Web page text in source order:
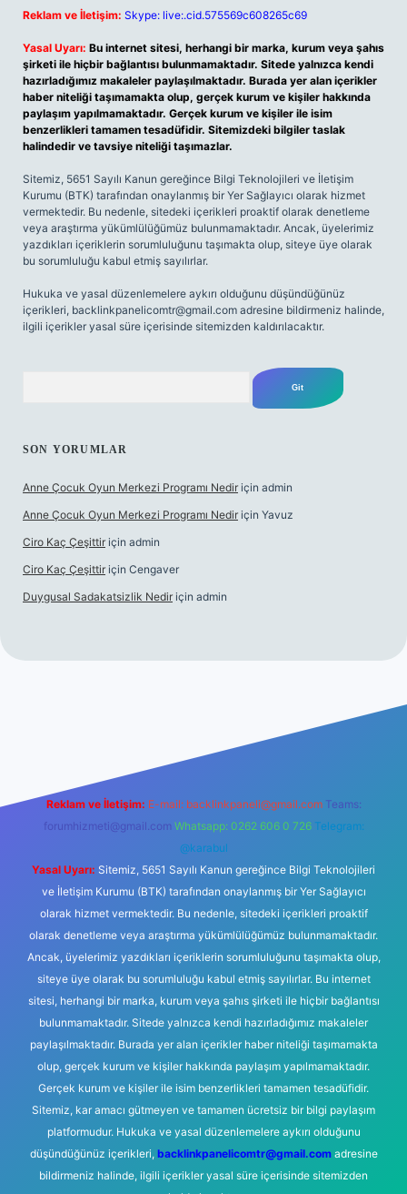
Reklam ve İletişim: Skype: live:.cid.575569c608265c69
Yasal Uyarı: Bu internet sitesi, herhangi bir marka, kurum veya şahıs
şirketi ile hiçbir bağlantısı bulunmamaktadır. Sitede yalnızca kendi
hazırladığımız makaleler paylaşılmaktadır. Burada yer alan içerikler
haber niteliği taşımamakta olup, gerçek kurum ve kişiler hakkında
paylaşım yapılmamaktadır. Gerçek kurum ve kişiler ile isim
benzerlikleri tamamen tesadüfidir. Sitemizdeki bilgiler taslak
halindedir ve tavsiye niteliği taşımazlar.
Sitemiz, 5651 Sayılı Kanun gereğince Bilgi Teknolojileri ve İletişim
Kurumu (BTK) tarafından onaylanmış bir Yer Sağlayıcı olarak hizmet
vermektedir. Bu nedenle, sitedeki içerikleri proaktif olarak denetleme
veya araştırma yükümlülüğümüz bulunmamaktadır. Ancak, üyelerimiz
yazdıkları içeriklerin sorumluluğunu taşımakta olup, siteye üye olarak
bu sorumluluğu kabul etmiş sayılırlar.
Hukuka ve yasal düzenlemelere aykırı olduğunu düşündüğünüz
içerikleri, backlinkpanelicomtr@gmail.com adresine bildirmeniz halinde,
ilgili içerikler yasal süre içerisinde sitemizden kaldırılacaktır.
SON YORUMLAR
Anne Çocuk Oyun Merkezi Programı Nedir için admin
Anne Çocuk Oyun Merkezi Programı Nedir için Yavuz
Ciro Kaç Çeşittir için admin
Ciro Kaç Çeşittir için Cengaver
Duygusal Sadakatsizlik Nedir için admin
elexbetgiris.org
Reklam ve İletişim: E-mail: backlinkpaneli@gmail.com Teams:
forumhizmeti@gmail.com Whatsapp: 0262 606 0 726 Telegram:
@karabul
Yasal Uyarı: Sitemiz, 5651 Sayılı Kanun gereğince Bilgi Teknolojileri
ve İletişim Kurumu (BTK) tarafından onaylanmış bir Yer Sağlayıcı
olarak hizmet vermektedir. Bu nedenle, sitedeki içerikleri proaktif
olarak denetleme veya araştırma yükümlülüğümüz bulunmamaktadır.
Ancak, üyelerimiz yazdıkları içeriklerin sorumluluğunu taşımakta olup,
siteye üye olarak bu sorumluluğu kabul etmiş sayılırlar. Bu internet
sitesi, herhangi bir marka, kurum veya şahıs şirketi ile hiçbir bağlantısı
bulunmamaktadır. Sitede yalnızca kendi hazırladığımız makaleler
paylaşılmaktadır. Burada yer alan içerikler haber niteliği taşımamakta
olup, gerçek kurum ve kişiler hakkında paylaşım yapılmamaktadır.
Gerçek kurum ve kişiler ile isim benzerlikleri tamamen tesadüfidir.
Sitemiz, kar amacı gütmeyen ve tamamen ücretsiz bir bilgi paylaşım
platformudur. Hukuka ve yasal düzenlemelere aykırı olduğunu
düşündüğünüz içerikleri, backlinkpanelicomtr@gmail.comadresine
bildirmeniz halinde, ilgili içerikler yasal süre içerisinde sitemizden